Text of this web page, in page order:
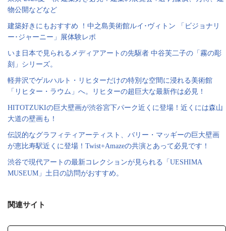
物公開などなど
建築好きにもおすすめ ！中之島美術館ルイ･ヴィトン 「ビジョナリ
ー･ジャーニー」展体験レポ
いま日本で見られるメディアアートの先駆者 中谷芙二子の「霧の彫
刻」シリーズ。
軽井沢でゲルハルト・リヒターだけの特別な空間に浸れる美術館
「リヒター・ラウム」へ。リヒターの超巨大な最新作は必見！
HITOTZUKIの巨大壁画が渋谷宮下パーク近くに登場！近くには森山
大道の壁画も！
伝説的なグラフィティアーティスト、バリー・マッギーの巨大壁画
が恵比寿駅近くに登場！Twist+Amazeの共演とあって必見です！
渋谷で現代アートの最新コレクションが見られる「UESHIMA
MUSEUM」土日の訪問がおすすめ。
関連サイト